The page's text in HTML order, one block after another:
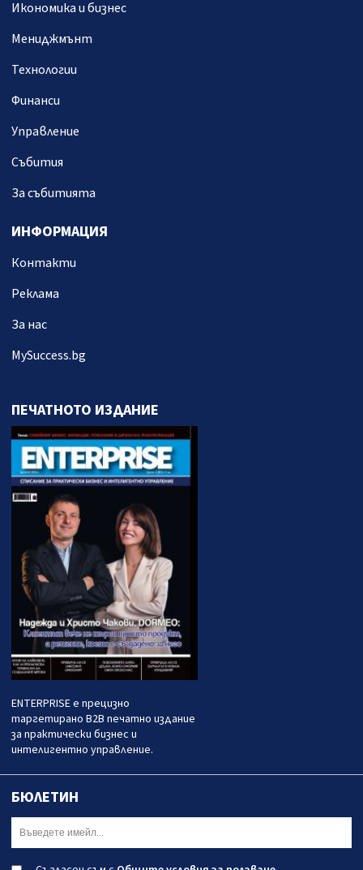
Икономика и бизнес
Мениджмънт
Технологии
Финанси
Управление
Събития
За събитията
ИНФОРМАЦИЯ
Контакти
Реклама
За нас
MySuccess.bg
ПЕЧАТНОТО ИЗДАНИЕ
ENTERPRISE е прецизно
таргетирано B2B печатно издание
за практически бизнес и
интелигентно управление.
БЮЛЕТИН